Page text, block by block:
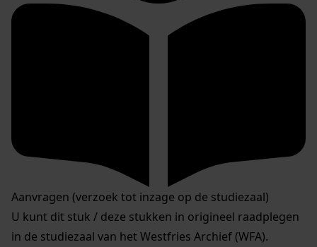
Aanvragen (verzoek tot inzage op de studiezaal)
U kunt dit stuk / deze stukken in origineel raadplegen
in de studiezaal van het Westfries Archief (WFA).